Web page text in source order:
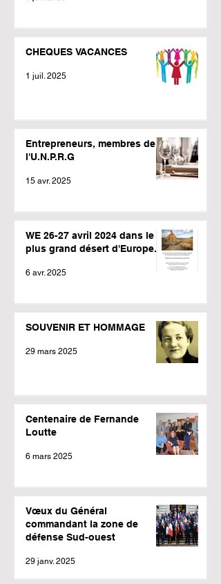
CHEQUES VACANCES
1 juil. 2025
Entrepreneurs, membres de
l'U.N.P.R.G
15 avr. 2025
WE 26-27 avril 2024 dans le
plus grand désert d'Europe.
6 avr. 2025
SOUVENIR ET HOMMAGE
29 mars 2025
Centenaire de Fernande
Loutte
6 mars 2025
Vœux du Général
commandant la zone de
défense Sud-ouest
29 janv. 2025